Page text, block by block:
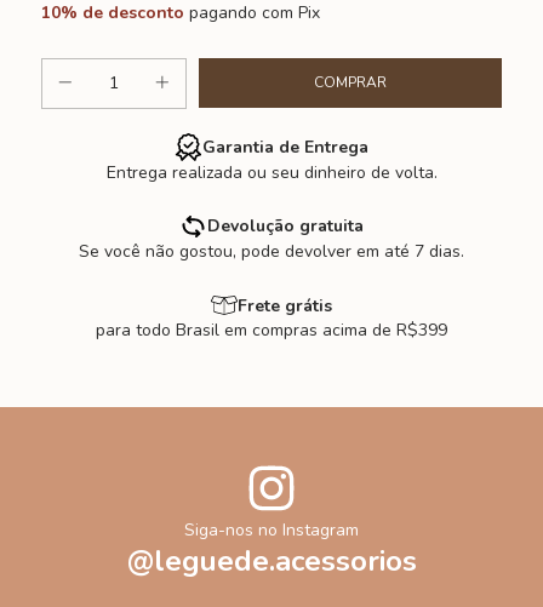
10% de desconto pagando com Pix
Garantia de Entrega
Entrega realizada ou seu dinheiro de volta.
Devolução gratuita
Se você não gostou, pode devolver em até 7 dias.
Frete grátis
para todo Brasil em compras acima de R$399
Siga-nos no Instagram
@leguede.acessorios